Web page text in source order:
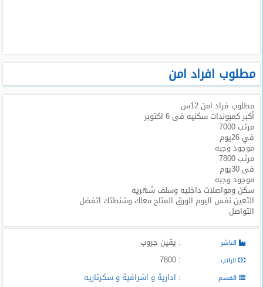
تصفح
الوظائف
وظائف
اليوم
وظائف
السعودية
اليوم
وظائف
مصر
اليوم
وظائف
حكومية
المدونة
مطلوب افراد امن
مطلوب فراد امن 12س.
أكبر كمبوندات سكنيه فى 6 اكتوبر
مرتب 7000
في 26يوم
موجود وجبه
مرتب 7800
فى 30يوم
موجود وجبه
سكن ومواصلات داخليه وسلف شهريه
التعين نفس اليوم الورق المتاح معاك وشنطتك اتفضل
التواصل
الناشر : يقين جروب
الراتب : 7800
القسم : ادارية و اشرافية و سكرتاريه